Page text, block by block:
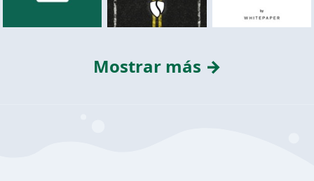
Mostrar más →